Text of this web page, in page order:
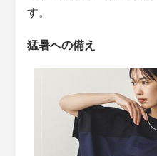
す。
猛暑への備え